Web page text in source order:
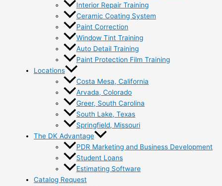
Interior Repair Training
Ceramic Coating System
Paint Correction
Window Tint Training
Auto Detail Training
Paint Protection Film Training
Locations
Costa Mesa, California
Arvada, Colorado
Greer, South Carolina
South Lake, Texas
Springfield, Missouri
The DK Advantage
PDR Marketing and Business Development
Student Loans
Estimating Software
Catalog Request